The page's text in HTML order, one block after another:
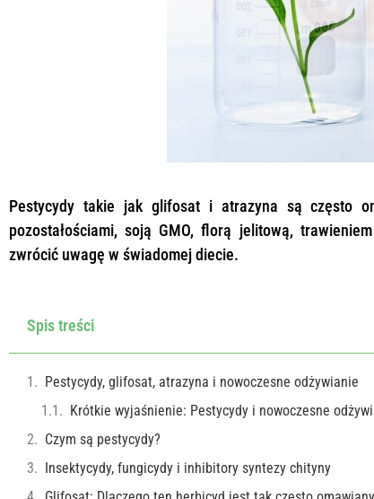
Pestycydy takie jak glifosat i atrazyna są często
pozostałościami, soją GMO, florą jelitową,
zwrócić uwagę w świadomej diecie.
Spis treści
Pestycydy, glifosat, atrazyna i nowoczesne odżywianie
Krótkie wyjaśnienie: Pestycydy i nowoczesne
Czym są pestycydy?
Insektycydy, fungicydy i inhibitory syntezy chityny